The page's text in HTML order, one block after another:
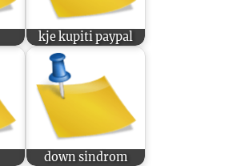
kje kupiti paypal
down sindrom